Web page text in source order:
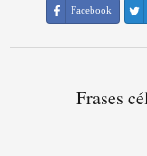
Facebook
Frases